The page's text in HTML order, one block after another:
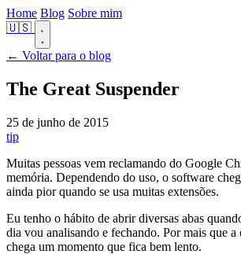
Home Blog Sobre mim
🇺🇸
← Voltar para o blog
The Great Suspender
25 de junho de 2015
tip
Muitas pessoas vem reclamando do Google
memória. Dependendo do uso, o software
ainda pior quando se usa muitas extensões.
Eu tenho o hábito de abrir diversas abas
dia vou analisando e fechando. Por mais que
chega um momento que fica bem lento.